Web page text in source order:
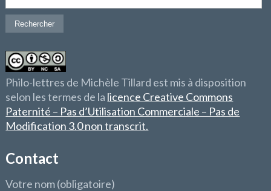
Philo-lettres de Michèle Tillard est mis à disposition
selon les termes de la licence Creative Commons
Paternité – Pas d’Utilisation Commerciale – Pas de
Modification 3.0 non transcrit.
Contact
Votre nom (obligatoire)